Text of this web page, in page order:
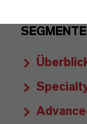
SEGMENTE